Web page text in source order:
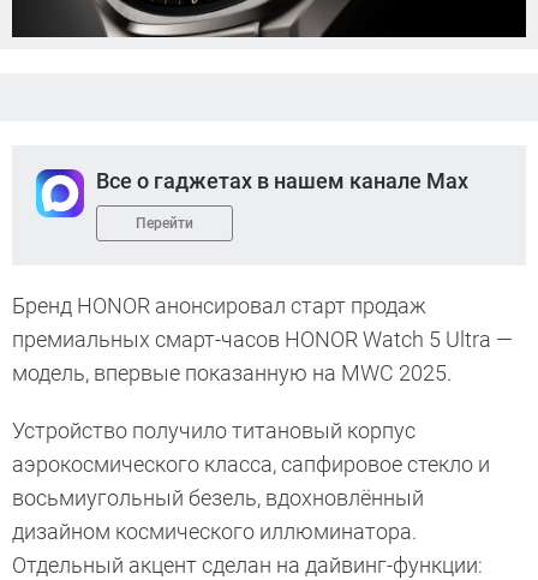
Все о гаджетах в нашем канале Max
Перейти
Бренд HONOR анонсировал старт продаж
премиальных смарт-часов HONOR Watch 5 Ultra —
модель, впервые показанную на MWC 2025.
Устройство получило титановый корпус
аэрокосмического класса, сапфировое стекло и
восьмиугольный безель, вдохновлённый
дизайном космического иллюминатора.
Отдельный акцент сделан на дайвинг-функции: